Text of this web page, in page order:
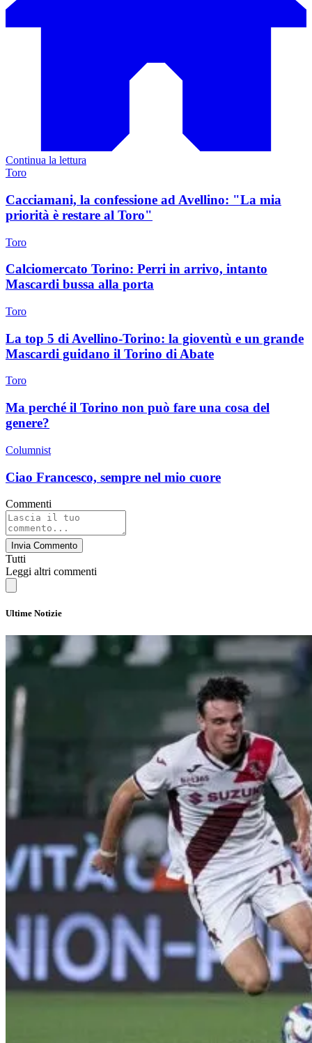
Continua la lettura
Toro
Cacciamani, la confessione ad Avellino: "La mia
priorità è restare al Toro"
Toro
Calciomercato Torino: Perri in arrivo, intanto
Mascardi bussa alla porta
Toro
La top 5 di Avellino-Torino: la gioventù e un grande
Mascardi guidano il Torino di Abate
Toro
Ma perché il Torino non può fare una cosa del
genere?
Columnist
Ciao Francesco, sempre nel mio cuore
Commenti
Invia Commento
Tutti
Leggi altri commenti
Ultime Notizie